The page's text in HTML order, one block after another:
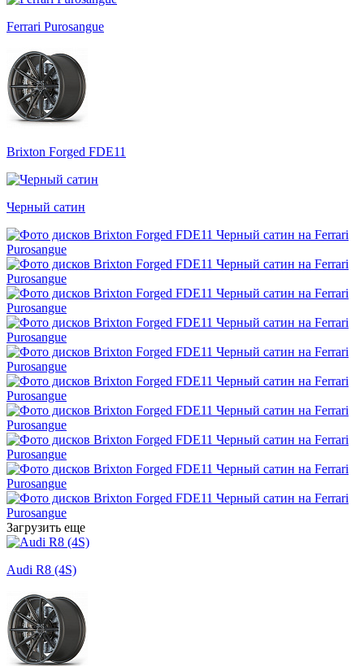
Ferrari Purosangue
Brixton Forged FDE11
Черный сатин
Загрузить еще
Audi R8 (4S)